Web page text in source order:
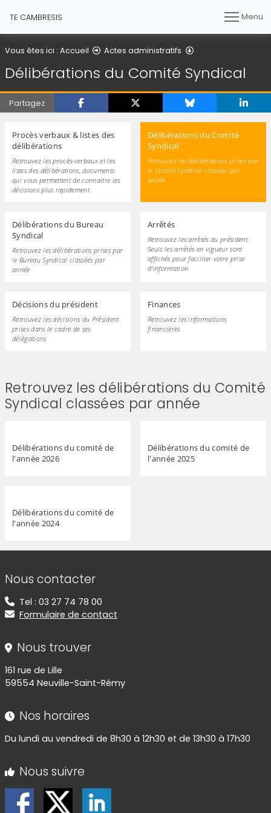
TE CAMBRESIS Menu
Vous êtes ici : Accueil Actes administratifs
Délibérations du Comité Syndical
Partagez
Procès verbaux & listes des
délibérations
Retrouvez les procès-verbaux et les
listes des délibérations, documents
qui vous permettent de connaitre les
décisions plus rapidement
Délibérations du Comité
Syndical
Retrouvez les délibérations prises par
le Comité Syndical classées par
année
Délibérations du Bureau
Syndical
Retrouvez les délibérations prises par
le Bureau Syndical classées par
année
Arrêtés
Retrouvez les arrêtés du président.
Seuls les arrêtés en vigueur sont
affichés pour faciliter votre prise
d'information
Décisions du président
Retrouvez les décisions du Président
prises dans le cadre de ses
délégations
Finances
Retrouvez les informations
financières
Retrouvez les délibérations du Comité
Syndical classées par année
Délibérations du comité de
l'année 2026
Délibérations du comité de
l'année 2025
Délibérations du comité de
l'année 2024
Informations de contact
Nous contacter
Tel : 03 27 74 78 00
Formulaire de contact
Nous trouver
161 rue de Lille
59554 Neuville-Saint-Rémy
Nos horaires
Du lundi au vendredi de 8h30 à 12h30 et de 13h30 à 17h30
Nous suivre